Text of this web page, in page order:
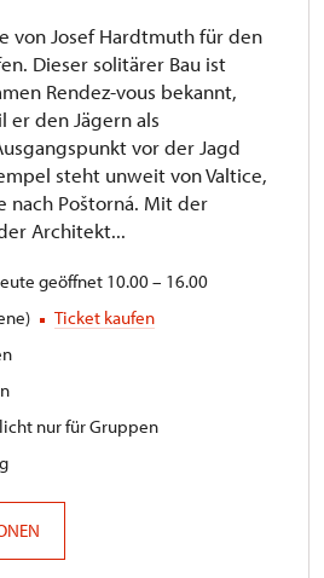
von Josef Hardtmuth für den
Dieser solitärer Bau ist
Rendez-vous bekannt,
er den Jägern als
vor der Jagd
steht unweit von Valtice,
nach Poštorná. Mit der
Architekt...
geöffnet 10.00 – 16.00
Ticket kaufen
nur für Gruppen